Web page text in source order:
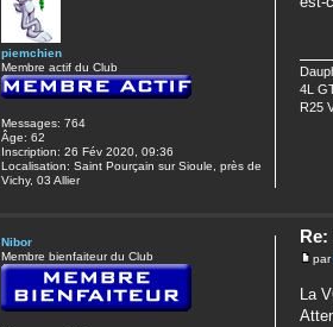
4L
R25
piemchien
Membre actif du Club
Messages: 764
Âge: 62
Inscription: 26 Fév 2020, 09:36
Localisation: Saint Pourçain sur Sioule, près de
Vichy, 03 Allier
La
Nibor
Membre bienfaiteur du Club